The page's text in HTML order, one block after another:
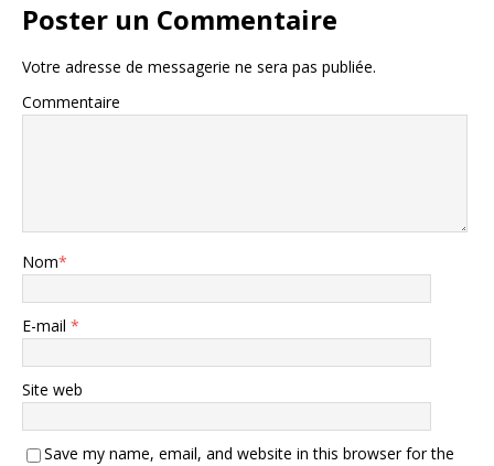
Poster un Commentaire
Votre adresse de messagerie ne sera pas publiée.
Commentaire
Nom*
E-mail *
Site web
Save my name, email, and website in this browser for the